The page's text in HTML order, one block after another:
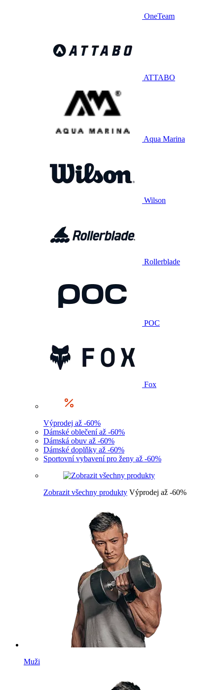
OneTeam
ATTABO
Aqua Marina
Wilson
Rollerblade
POC
Fox
Výprodej až -60%
Dámské oblečení až -60%
Dámská obuv až -60%
Dámské doplňky až -60%
Sportovní vybavení pro ženy až -60%
Zobrazit všechny produkty Výprodej až -60%
Muži